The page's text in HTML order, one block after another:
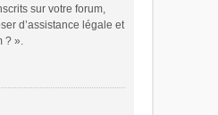
sur votre forum,
d’assistance légale et
? ».